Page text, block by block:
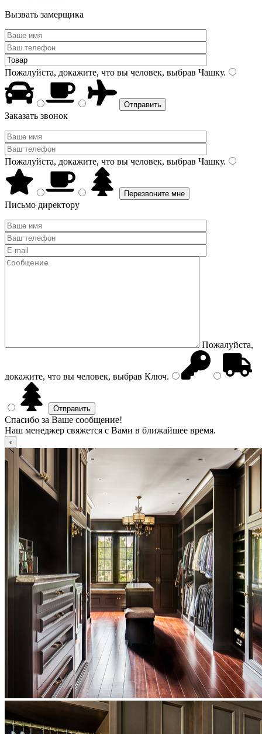
Вызвать замерщика
Пожалуйста, докажите, что вы человек, выбрав Чашку.
Заказать звонок
Пожалуйста, докажите, что вы человек, выбрав Чашку.
Письмо директору
Пожалуйста,
докажите, что вы человек, выбрав Ключ.
Спасибо за Ваше сообщение!
Наш менеджер свяжется с Вами в ближайшее время.